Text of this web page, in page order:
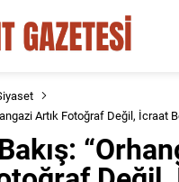
Artık Fotoğraf Değil, İcraat